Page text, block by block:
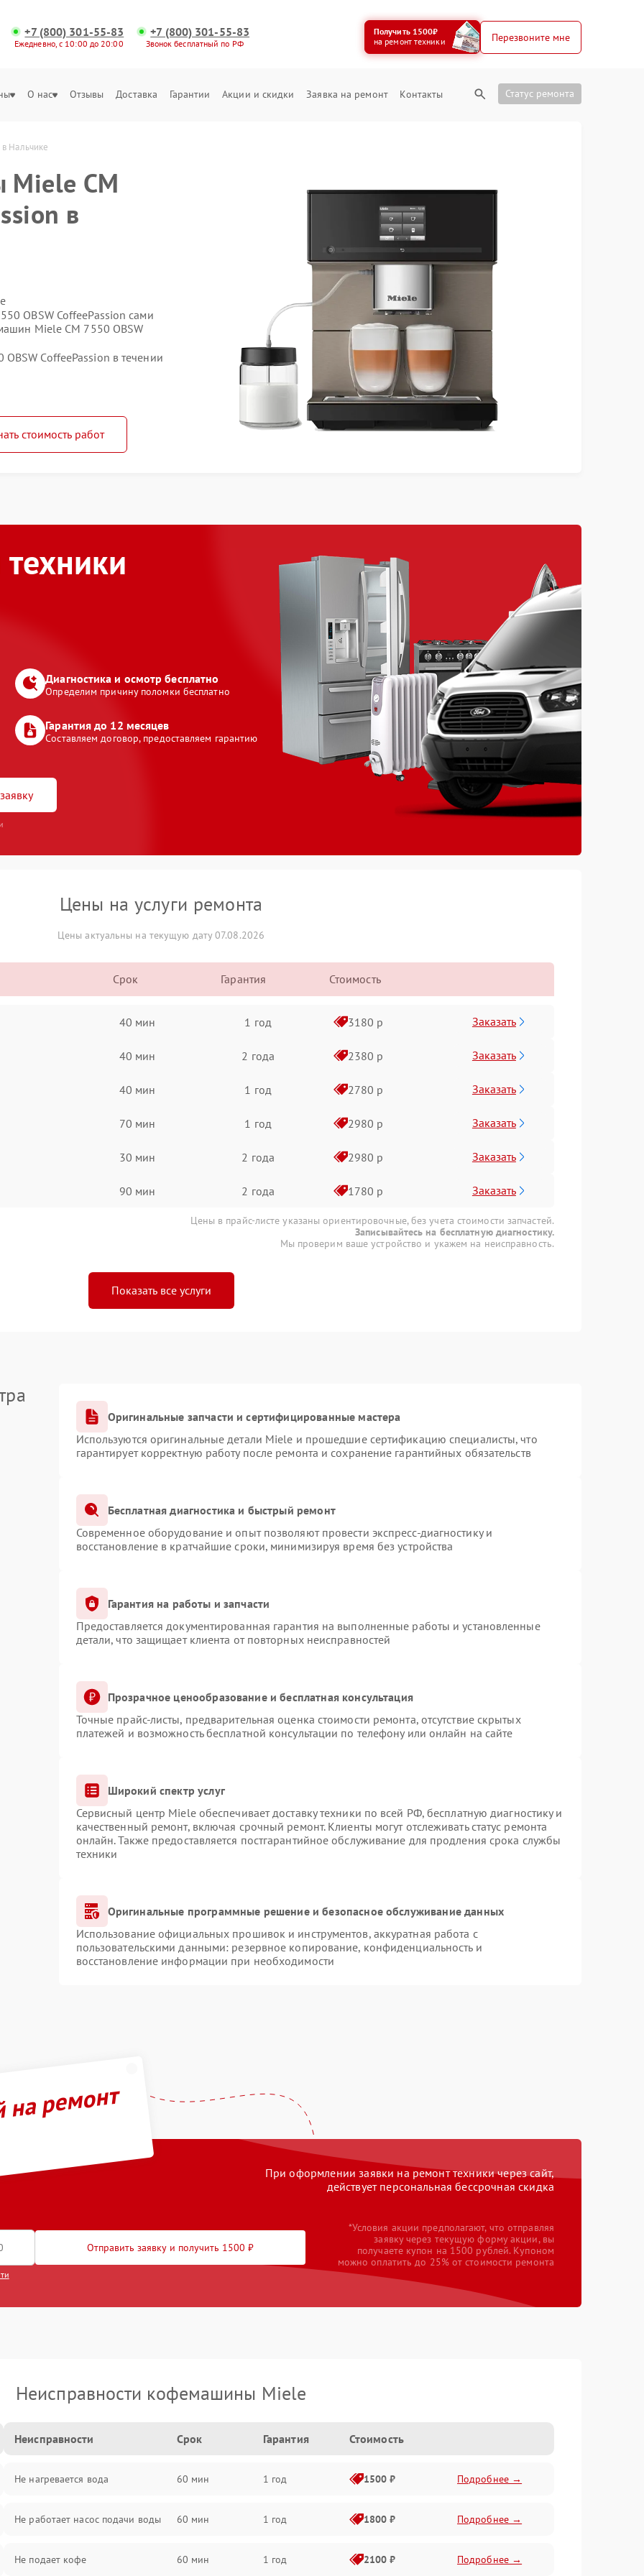
+7 (800) 301-55-83
Ежедневно, с 10:00 до 20:00
+7 (800) 301-55-83
Звонок бесплатный по РФ
Получить 1500₽
на ремонт техники
Перезвоните мне
О нас Отзывы Доставка Гарантии Акции и скидки Заявка на ремонт Контакты Статус ремонта
Нальчике
CM
в
OBSW CoffeePassion сами
Miele CM 7550 OBSW
CoffeePassion в течении
стоимость работ
Диагностика и осмотр бесплатно
Определим причину поломки бесплатно
Гарантия до 12 месяцев
Составляем договор, предоставляем гарантию
Цены на услуги ремонта
Цены актуальны на текущую дату 07.08.2026
Срок Гарантия Стоимость
40 мин 1 год 3180 р Заказать
40 мин 2 года 2380 р Заказать
40 мин 1 год 2780 р Заказать
70 мин 1 год 2980 р Заказать
30 мин 2 года 2980 р Заказать
90 мин 2 года 1780 р Заказать
Цены в прайс-листе указаны ориентировочные, без учета стоимости запчастей.
Записывайтесь на бесплатную диагностику.
Мы проверим ваше устройство и укажем на неисправность.
Показать все услуги
Оригинальные запчасти и сертифицированные мастера
Используются оригинальные детали Miele и прошедшие сертификацию специалисты, что
гарантирует корректную работу после ремонта и сохранение гарантийных обязательств
Бесплатная диагностика и быстрый ремонт
Современное оборудование и опыт позволяют провести экспресс-диагностику и
восстановление в кратчайшие сроки, минимизируя время без устройства
Гарантия на работы и запчасти
Предоставляется документированная гарантия на выполненные работы и установленные
детали, что защищает клиента от повторных неисправностей
Прозрачное ценообразование и бесплатная консультация
Точные прайс-листы, предварительная оценка стоимости ремонта, отсутствие скрытых
платежей и возможность бесплатной консультации по телефону или онлайн на сайте
Широкий спектр услуг
Сервисный центр Miele обеспечивает доставку техники по всей РФ, бесплатную диагностику и
качественный ремонт, включая срочный ремонт. Клиенты могут отслеживать статус ремонта
онлайн. Также предоставляется постгарантийное обслуживание для продления срока службы
техники
Оригинальные программные решение и безопасное обслуживание данных
Использование официальных прошивок и инструментов, аккуратная работа с
пользовательскими данными: резервное копирование, конфиденциальность и
восстановление информации при необходимости
ремонт
При оформлении заявки на ремонт техники через сайт,
действует персональная бессрочная скидка
Отправить заявку и получить 1500 ₽
*Условия акции предполагают, что отправляя
заявку через текущую форму акции, вы
получаете купон на 1500 рублей. Купоном
можно оплатить до 25% от стоимости ремонта
Неисправности кофемашины Miele
Неисправности Срок Гарантия Стоимость
Не нагревается вода 60 мин 1 год 1500 ₽ Подробнее →
Не работает насос подачи воды 60 мин 1 год 1800 ₽ Подробнее →
Не подает кофе 60 мин 1 год 2100 ₽ Подробнее →